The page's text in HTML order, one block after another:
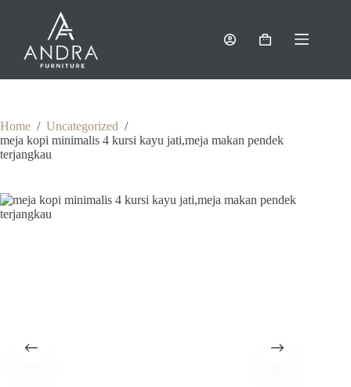
Shopping
Home / Uncategorized /
meja kopi minimalis 4 kursi kayu jati,meja makan pendek
terjangkau